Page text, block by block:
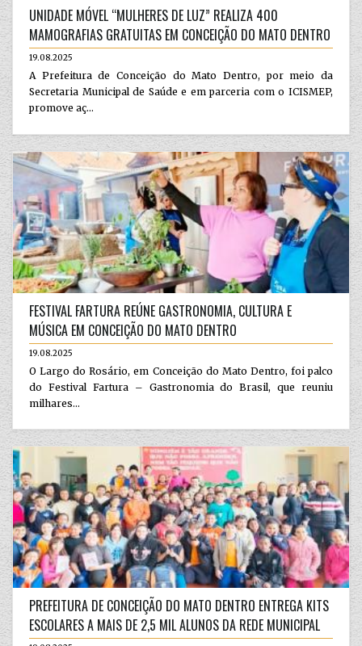
UNIDADE MÓVEL “MULHERES DE LUZ” REALIZA 400
MAMOGRAFIAS GRATUITAS EM CONCEIÇÃO DO MATO DENTRO
19.08.2025
A Prefeitura de Conceição do Mato Dentro, por meio da
Secretaria Municipal de Saúde e em parceria com o ICISMEP,
promove aç...
FESTIVAL FARTURA REÚNE GASTRONOMIA, CULTURA E
MÚSICA EM CONCEIÇÃO DO MATO DENTRO
19.08.2025
O Largo do Rosário, em Conceição do Mato Dentro, foi palco
do Festival Fartura – Gastronomia do Brasil, que reuniu
milhares...
PREFEITURA DE CONCEIÇÃO DO MATO DENTRO ENTREGA KITS
ESCOLARES A MAIS DE 2,5 MIL ALUNOS DA REDE MUNICIPAL